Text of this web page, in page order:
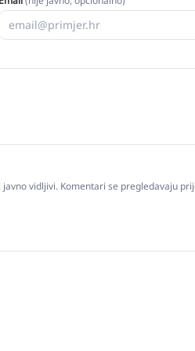
vidljivi. Komentari se pregledavaju